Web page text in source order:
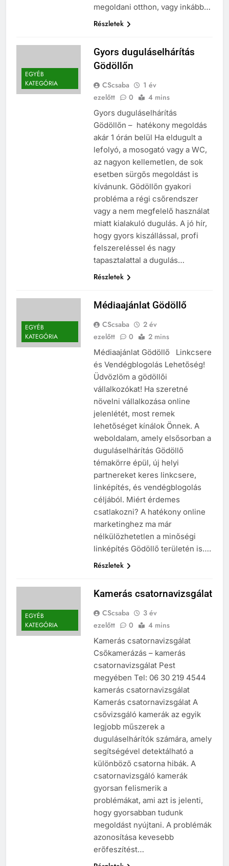
megoldani otthon, vagy inkább…
Részletek
EGYÉB
KATEGÓRIA
Gyors duguláselhárítás
Gödöllőn
CScsaba
1 év
ezelőtt
0 4 mins
Gyors duguláselhárítás
Gödöllőn – hatékony megoldás
akár 1 órán belül Ha eldugult a
lefolyó, a mosogató vagy a WC,
az nagyon kellemetlen, de sok
esetben sürgős megoldást is
kívánunk. Gödöllőn gyakori
probléma a régi csőrendszer
vagy a nem megfelelő használat
miatt kialakuló dugulás. A jó hír,
hogy gyors kiszállással, profi
felszereléssel és nagy
tapasztalattal a dugulás…
Részletek
EGYÉB
KATEGÓRIA
Médiaajánlat Gödöllő
CScsaba
2 év
ezelőtt
0 2 mins
Médiaajánlat Gödöllő Linkcsere
és Vendégblogolás Lehetőség!
Üdvözlöm a gödöllői
vállalkozókat! Ha szeretné
növelni vállalkozása online
jelenlétét, most remek
lehetőséget kínálok Önnek. A
weboldalam, amely elsősorban a
duguláselhárítás Gödöllő
témakörre épül, új helyi
partnereket keres linkcsere,
linképítés, és vendégblogolás
céljából. Miért érdemes
csatlakozni? A hatékony online
marketinghez ma már
nélkülözhetetlen a minőségi
linképítés Gödöllő területén is….
Részletek
EGYÉB
KATEGÓRIA
Kamerás csatornavizsgálat
CScsaba
3 év
ezelőtt
0 4 mins
Kamerás csatornavizsgálat
Csőkamerázás – kamerás
csatornavizsgálat Pest
megyében Tel: 06 30 219 4544
kamerás csatornavizsgálat
Kamerás csatornavizsgálat A
csővizsgáló kamerák az egyik
legjobb műszerek a
duguláselhárítók számára, amely
segítségével detektálható a
különböző csatorna hibák. A
csatornavizsgáló kamerák
gyorsan felismerik a
problémákat, ami azt is jelenti,
hogy gyorsabban tudunk
megoldást nyújtani. A problémák
azonosítása kevesebb
erőfeszítést…